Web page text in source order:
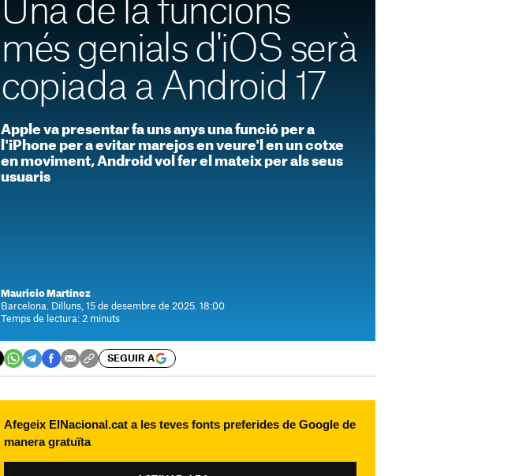
Una de la funcions
més genials d'iOS serà
copiada a Android 17
Apple va presentar fa uns anys una funció per a
l'iPhone per a evitar marejos en veure'l en un cotxe
en moviment, Android vol fer el mateix per als seus
usuaris
Mauricio Martínez
Barcelona. Dilluns, 15 de desembre de 2025. 18:00
Temps de lectura: 2 minuts
SEGUIR A
Afegeix ElNacional.cat a les teves fonts preferides de Google de
manera gratuïta